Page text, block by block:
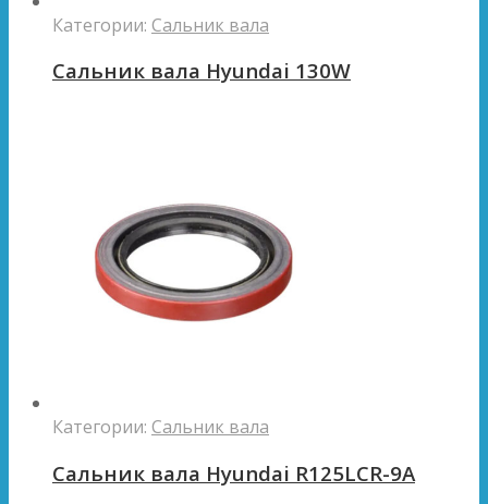
Категории: Сальник вала
Сальник вала Hyundai 130W
Категории: Сальник вала
Сальник вала Hyundai R125LCR-9A